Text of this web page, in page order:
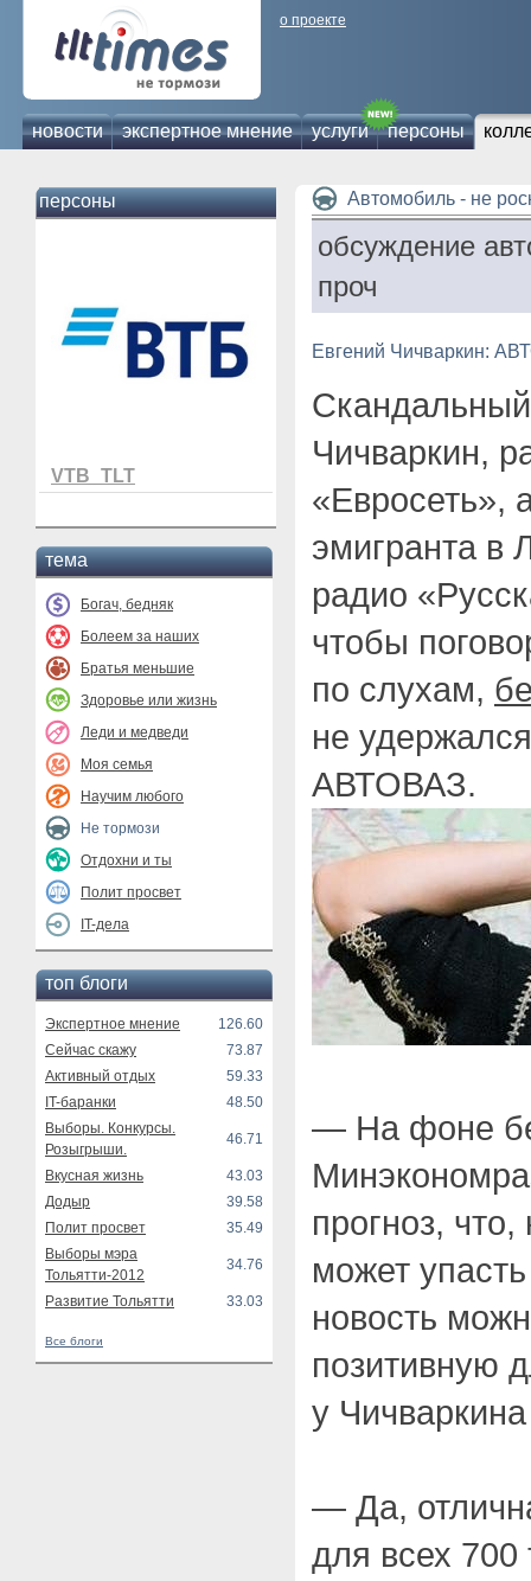
о проекте
новости экспертное мнение услуги персоны
персоны
VTB_TLT
тема
Богач, бедняк
Болеем за наших
Братья меньшие
Здоровье или жизнь
Леди и медведи
Моя семья
Научим любого
Не тормози
Отдохни и ты
Полит просвет
IT-дела
топ блоги
Экспертное мнение
126.60
Сейчас скажу
73.87
Активный отдых
59.33
IT-баранки
48.50
Выборы. Конкурсы.
Розыгрыши.
46.71
Вкусная жизнь
43.03
Додыр
39.58
Полит просвет
35.49
Выборы мэра
Тольятти-2012
34.76
Развитие Тольятти 33.03
Все блоги
Автомобиль - не
обсуждение
проч
Евгений Чичваркин:
Чичваркин,
«Евросеть»,
эмигранта в
радио
чтобы
по слухам,
не
АВТОВАЗ.
— На фоне
прогноз,
может
новость
позитивную
у
— Да,
для всех 700